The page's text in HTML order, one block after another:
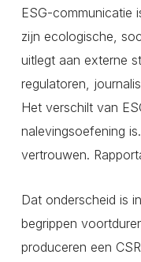
ESG-communicatie
zijn ecologische,
uitlegt aan externe
regulatoren,
Het verschilt van
nalevingsoefening
vertrouwen.
Dat onderscheid is
begrippen
produceren een